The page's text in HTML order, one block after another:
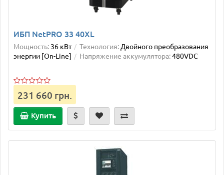
ИБП NetPRO 33 40XL
Мощность: 36 кВт Технология: Двойного преобразования
энергии [On-Line]
Напряжение аккумулятора:480VDC
231 660 грн.
Купить